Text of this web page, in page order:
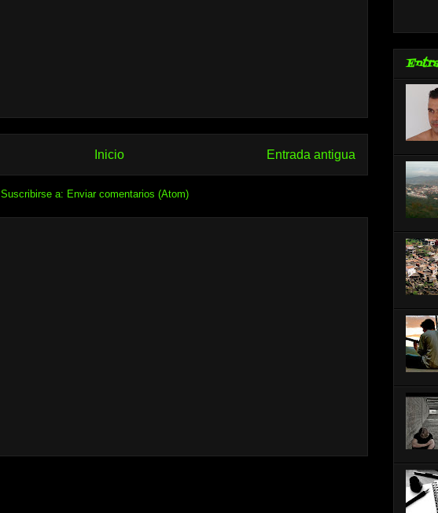
Entrada antigua
Inicio
Suscribirse a: Enviar comentarios (Atom)